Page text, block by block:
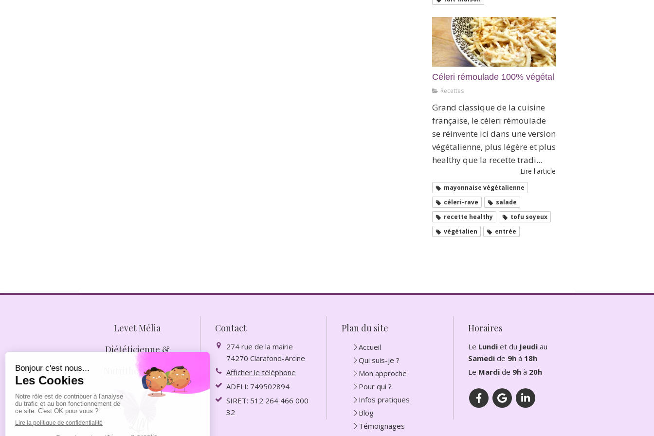
Céleri rémoulade 100% végétal
Recettes
Grand classique de la cuisine
française, le céleri rémoulade
se réinvente ici dans une version
végétalienne, plus légère et plus
healthy que la recette tradi...
Lire l'article
mayonnaise végétalienne
céleri-rave
salade
recette healthy
tofu soyeux
végétalien
entrée
Levet Mélia
Diététicienne &
Nutrithérapeute
Contact
274 rue de la mairie
74270 Clarafond-Arcine
Afficher le téléphone
ADELI: 749502894
SIRET: 512 264 466 000
32
Plan du site
Accueil
Qui suis-je ?
Mon approche
Pour qui ?
Infos pratiques
Blog
Témoignages
Horaires
Le Lundi et du Jeudi au
Samedi de 9h à 18h
Le Mardi de 9h à 20h